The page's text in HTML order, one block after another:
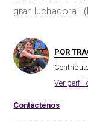
gran luchadora".
POR
Ver perfil
Contáctenos